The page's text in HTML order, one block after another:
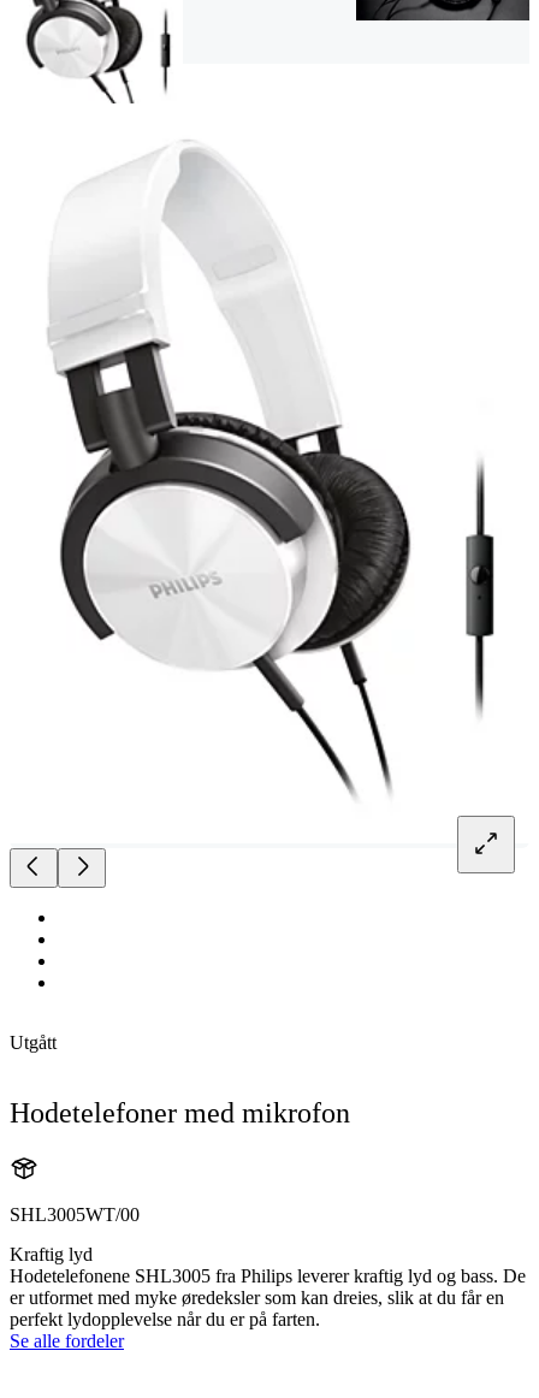
Utgått
Hodetelefoner med mikrofon
SHL3005WT/00
Kraftig lyd
Hodetelefonene SHL3005 fra Philips leverer kraftig lyd og bass. De
er utformet med myke øredeksler som kan dreies, slik at du får en
perfekt lydopplevelse når du er på farten.
Se alle fordeler